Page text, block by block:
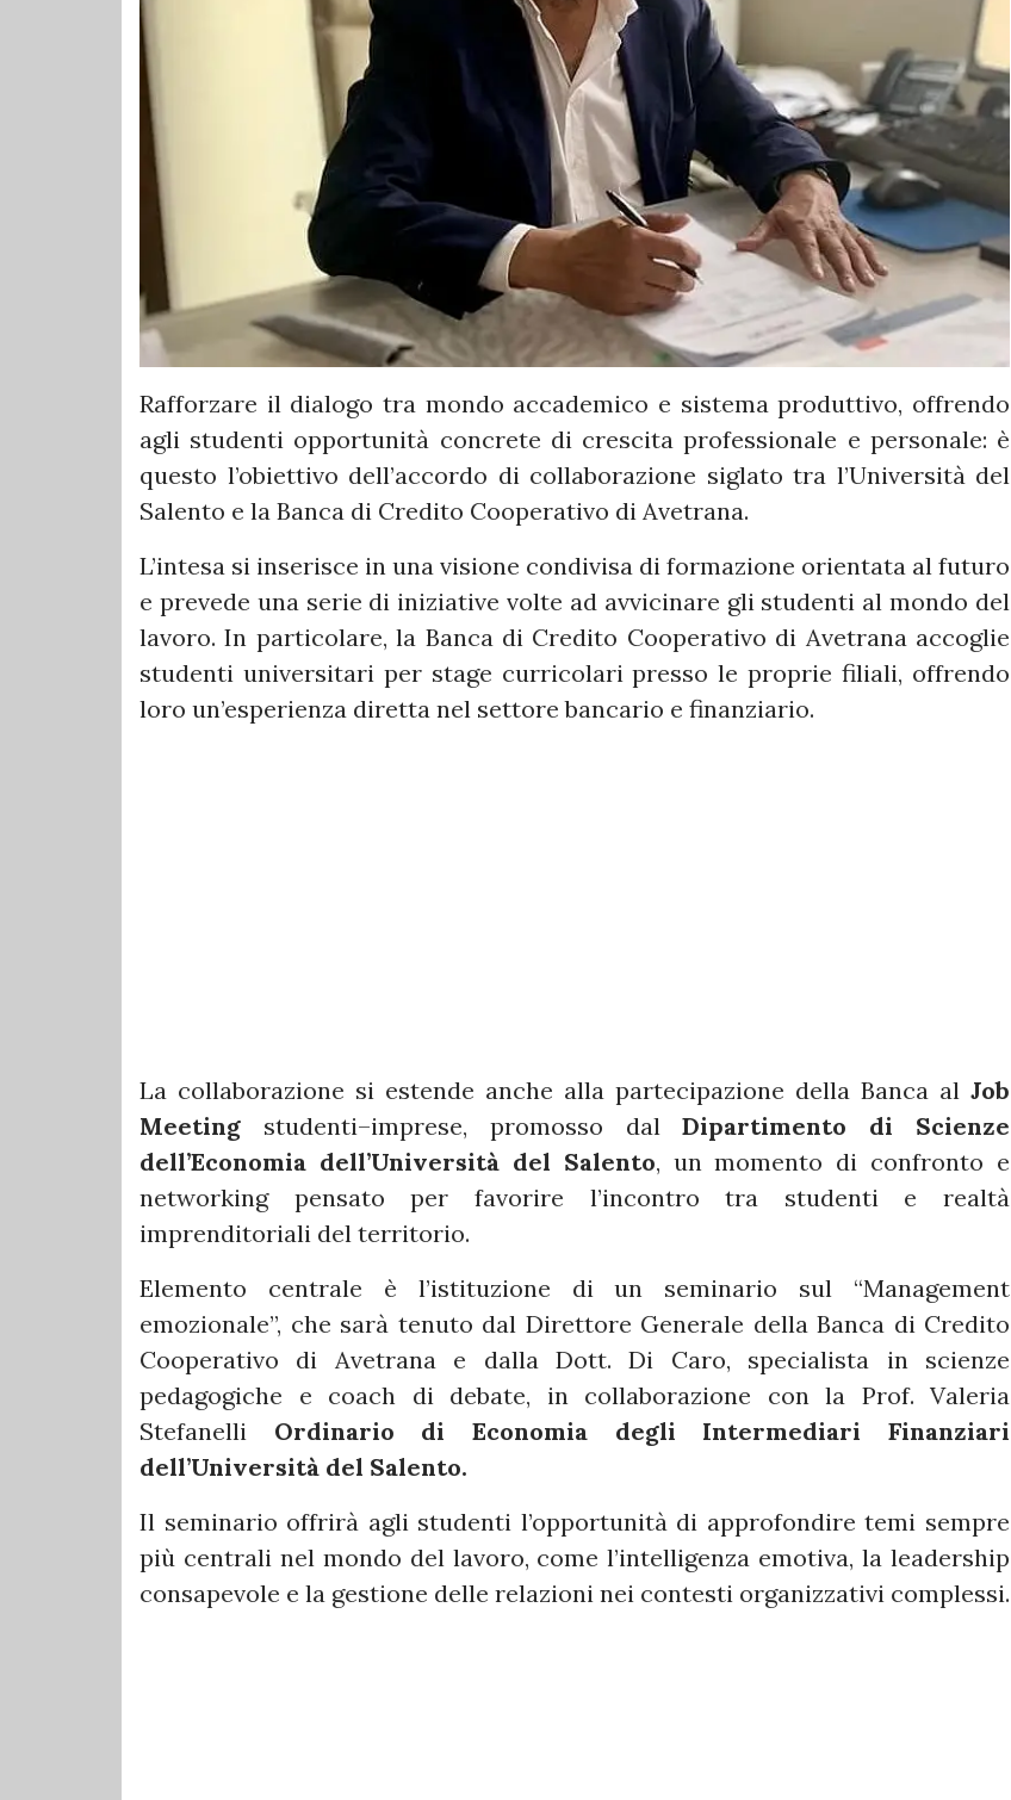
Rafforzare il dialogo tra mondo accademico e sistema produttivo, offrendo
agli studenti opportunità concrete di crescita professionale e personale: è
questo l’obiettivo dell’accordo di collaborazione siglato tra l’Università del
Salento e la Banca di Credito Cooperativo di Avetrana.
L’intesa si inserisce in una visione condivisa di formazione orientata al futuro
e prevede una serie di iniziative volte ad avvicinare gli studenti al mondo del
lavoro. In particolare, la Banca di Credito Cooperativo di Avetrana accoglie
studenti universitari per stage curricolari presso le proprie filiali, offrendo
loro un’esperienza diretta nel settore bancario e finanziario.
La collaborazione si estende anche alla partecipazione della Banca al Job
Meeting studenti–imprese, promosso dalDipartimento di Scienze
dell’Economia dell’Università del Salento, un momento di confronto e
networking pensato per favorire l’incontro tra studenti e realtà
imprenditoriali del territorio.
Elemento centrale è l’istituzione di un seminario sul “Management
emozionale”, che sarà tenuto dal Direttore Generale della Banca di Credito
Cooperativo di Avetrana e dalla Dott. Di Caro, specialista in scienze
pedagogiche e coach di debate, in collaborazione con la Prof. Valeria
Stefanelli Ordinario di Economia degli Intermediari Finanziari
dell’Università del Salento.
Il seminario offrirà agli studenti l’opportunità di approfondire temi sempre
più centrali nel mondo del lavoro, come l’intelligenza emotiva, la leadership
consapevole e la gestione delle relazioni nei contesti organizzativi complessi.